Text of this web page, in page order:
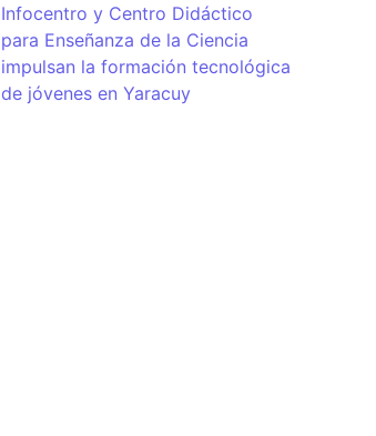
Infocentro y Centro Didáctico
para Enseñanza de la Ciencia
impulsan la formación tecnológica
de jóvenes en Yaracuy